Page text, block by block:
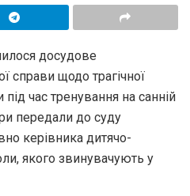
досудове
справи щодо трагічної
під час тренування на санній
передали до суду
керівника дитячо-
якого звинувачують у